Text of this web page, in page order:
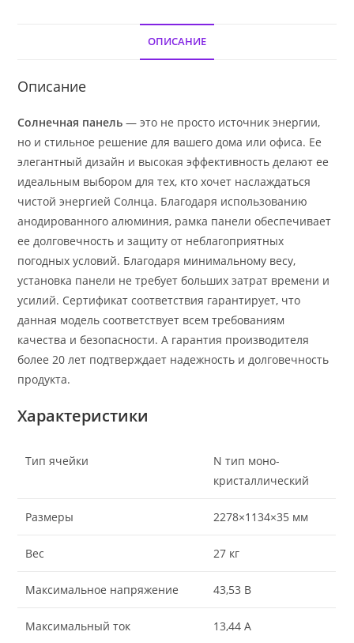
585
ОПИСАНИЕ
Описание
Солнечная панель — это не просто источник энергии,
но и стильное решение для вашего дома или офиса. Ее
элегантный дизайн и высокая эффективность делают ее
идеальным выбором для тех, кто хочет наслаждаться
чистой энергией Солнца. Благодаря использованию
анодированного алюминия, рамка панели обеспечивает
ее долговечность и защиту от неблагоприятных
погодных условий. Благодаря минимальному весу,
установка панели не требует больших затрат времени и
усилий. Сертификат соответствия гарантирует, что
данная модель соответствует всем требованиям
качества и безопасности. А гарантия производителя
более 20 лет подтверждает надежность и долговечность
продукта.
Характеристики
Тип ячейки
N тип моно-
кристаллический
Размеры 2278×1134×35 мм
Вес 27 кг
Максимальное напряжение 43,53 В
Максимальный ток 13,44 А